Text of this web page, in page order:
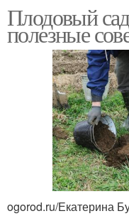
Плодовый
полезные
ogorod.ru/Екатерина